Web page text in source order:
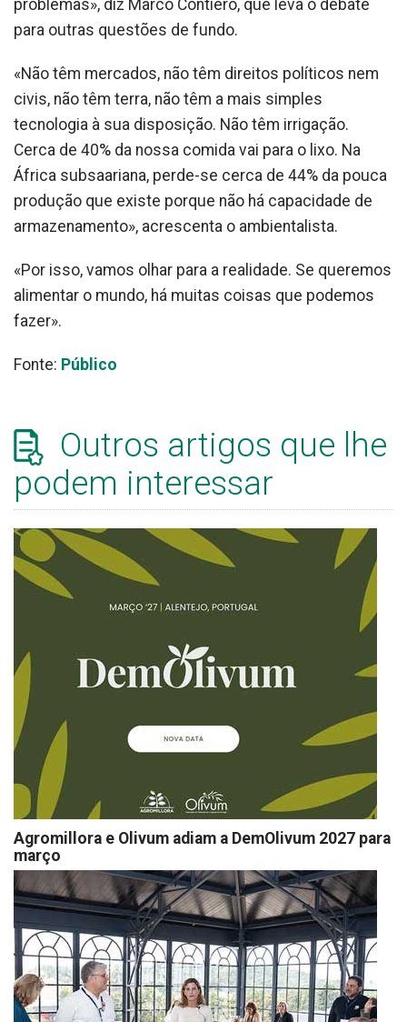
problemas», diz Marco Contiero, que leva o debate
para outras questões de fundo.
«Não têm mercados, não têm direitos políticos nem
civis, não têm terra, não têm a mais simples
tecnologia à sua disposição. Não têm irrigação.
Cerca de 40% da nossa comida vai para o lixo. Na
África subsaariana, perde-se cerca de 44% da pouca
produção que existe porque não há capacidade de
armazenamento», acrescenta o ambientalista.
«Por isso, vamos olhar para a realidade. Se queremos
alimentar o mundo, há muitas coisas que podemos
fazer».
Fonte: Público
Outros artigos que lhe
podem interessar
Agromillora e Olivum adiam a DemOlivum 2027 para
março